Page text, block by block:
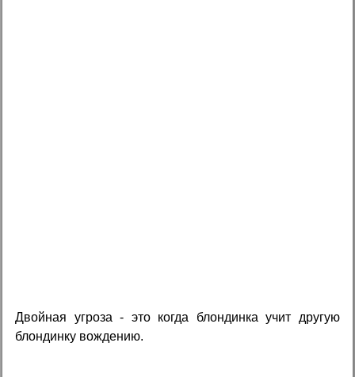
Двойная угроза - это когда блондинка учит другую
блондинку вождению.